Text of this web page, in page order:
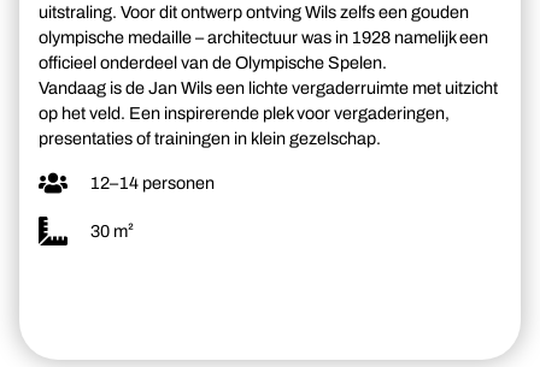
uitstraling. Voor dit ontwerp ontving Wils zelfs een gouden
olympische medaille – architectuur was in 1928 namelijk een
officieel onderdeel van de Olympische Spelen.
Vandaag is de Jan Wils een lichte vergaderruimte met uitzicht
op het veld. Een inspirerende plek voor vergaderingen,
presentaties of trainingen in klein gezelschap.
12–14 personen
30 m²